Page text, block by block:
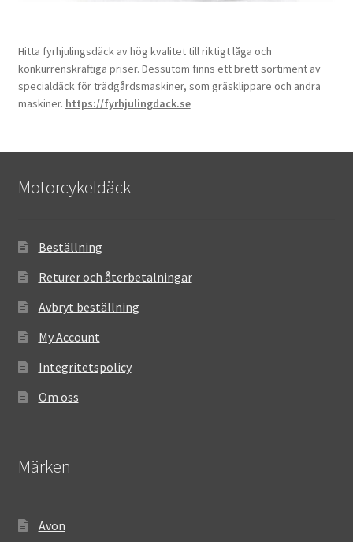
Hitta fyrhjulingsdäck av hög kvalitet till riktigt låga och
konkurrenskraftiga priser. Dessutom finns ett brett sortiment av
specialdäck för trädgårdsmaskiner, som gräsklippare och andra
maskiner. https://fyrhjulingdack.se
Motorcykeldäck
Beställning
Returer och återbetalningar
Avbryt beställning
My Account
Integritetspolicy
Om oss
Märken
Avon